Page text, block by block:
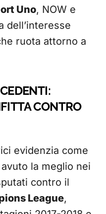
Uno, NOW e
dell’interesse
ruota attorno a
CONTRO
evidenzia come
la meglio nei
contro il
League,